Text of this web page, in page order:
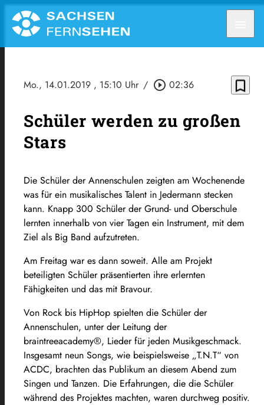
Mo., 14.01.2019 , 15:10 Uhr / play_circle_outline 02:36 bookmark_border
Schüler werden zu großen
Stars
Die Schüler der Annenschulen zeigten am Wochenende
was für ein musikalisches Talent in Jedermann stecken
kann. Knapp 300 Schüler der Grund- und Oberschule
lernten innerhalb von vier Tagen ein Instrument, mit dem
Ziel als Big Band aufzutreten.
Am Freitag war es dann soweit. Alle am Projekt
beteiligten Schüler präsentierten ihre erlernten
Fähigkeiten und das mit Bravour.
Von Rock bis HipHop spielten die Schüler der
Annenschulen, unter der Leitung der
braintreeacademy®, Lieder für jeden Musikgeschmack.
Insgesamt neun Songs, wie beispielsweise „T.N.T“ von
ACDC, brachten das Publikum an diesem Abend zum
Singen und Tanzen. Die Erfahrungen, die die Schüler
während des Projektes machten, waren durchweg positiv.